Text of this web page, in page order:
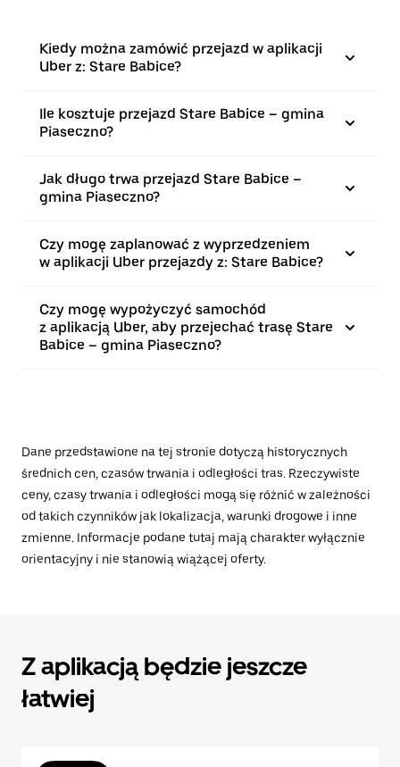
Kiedy można zamówić przejazd w aplikacji
Uber z: Stare Babice?
Ile kosztuje przejazd Stare Babice – gmina
Piaseczno?
Jak długo trwa przejazd Stare Babice –
gmina Piaseczno?
Czy mogę zaplanować z wyprzedzeniem
w aplikacji Uber przejazdy z: Stare Babice?
Czy mogę wypożyczyć samochód
z aplikacją Uber, aby przejechać trasę Stare
Babice – gmina Piaseczno?
Dane przedstawione na tej stronie dotyczą historycznych
średnich cen, czasów trwania i odległości tras. Rzeczywiste
ceny, czasy trwania i odległości mogą się różnić w zależności
od takich czynników jak lokalizacja, warunki drogowe i inne
zmienne. Informacje podane tutaj mają charakter wyłącznie
orientacyjny i nie stanowią wiążącej oferty.
Z aplikacją będzie jeszcze
łatwiej